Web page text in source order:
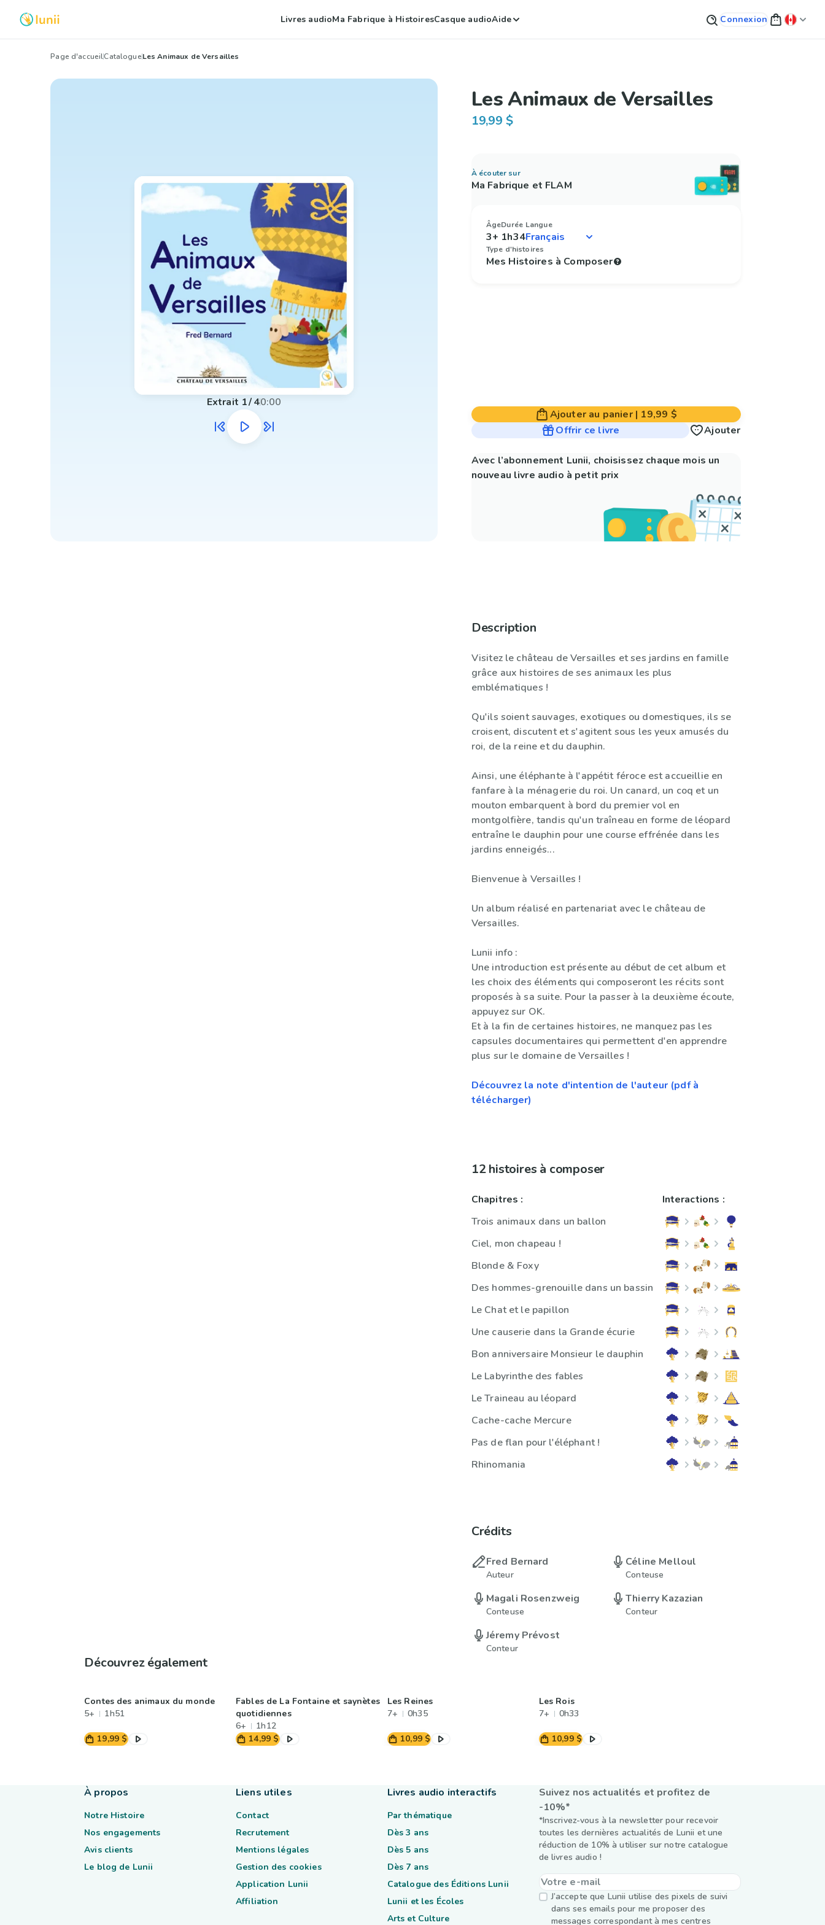
Livres audioMa Fabrique à HistoiresCasque audioAide Connexion
Page d'accueilCatalogueLes Animaux de Versailles
Extrait 1/40:00
Les Animaux de Versailles
19,99 $
À écouter sur
Ma Fabrique et FLAM
Âge
3+
Durée
1h34
Langue
Type d'histoires
Mes Histoires à Composer
Ajouter au panier| 19,99 $
Offrir ce livre
Ajouter
Avec l’abonnement Lunii, choisissez chaque mois un
nouveau livre audio à petit prix
Description
Visitez le château de Versailles et ses jardins en famille
grâce aux histoires de ses animaux les plus
emblématiques !
Qu'ils soient sauvages, exotiques ou domestiques, ils se
croisent, discutent et s'agitent sous les yeux amusés du
roi, de la reine et du dauphin.
Ainsi, une éléphante à l'appétit féroce est accueillie en
fanfare à la ménagerie du roi. Un canard, un coq et un
mouton embarquent à bord du premier vol en
montgolfière, tandis qu'un traîneau en forme de léopard
entraîne le dauphin pour une course effrénée dans les
jardins enneigés...
Bienvenue à Versailles !
Un album réalisé en partenariat avec le château de
Versailles.
Lunii info :
Une introduction est présente au début de cet album et
les choix des éléments qui composeront les récits sont
proposés à sa suite. Pour la passer à la deuxième écoute,
appuyez sur OK.
Et à la fin de certaines histoires, ne manquez pas les
capsules documentaires qui permettent d'en apprendre
plus sur le domaine de Versailles !
Découvrez la note d'intention de l'auteur (pdf à
télécharger)
12 histoires à composer
Chapitres :
Trois animaux dans un ballon
Ciel, mon chapeau !
Blonde & Foxy
Des hommes-grenouille dans un bassin
Le Chat et le papillon
Une causerie dans la Grande écurie
Bon anniversaire Monsieur le dauphin
Le Labyrinthe des fables
Le Traineau au léopard
Cache-cache Mercure
Pas de flan pour l'éléphant !
Rhinomania
Interactions :
Crédits
Fred Bernard
Auteur
Céline Melloul
Conteuse
Magali Rosenzweig
Conteuse
Thierry Kazazian
Conteur
Jéremy Prévost
Conteur
Découvrez également
Contes des animaux du monde
5+
1h51
19,99 $
Fables de La Fontaine et saynètes
quotidiennes
6+
1h12
14,99 $
Les Reines
7+
0h35
10,99 $
Les Rois
7+
0h33
10,99 $
Suivez nos actualités et profitez de
-10%*
*Inscrivez-vous à la newsletter pour recevoir
toutes les dernières actualités de Lunii et une
réduction de 10% à utiliser sur notre catalogue
de livres audio !
J’accepte que Lunii utilise des pixels de suivi
dans ses emails pour me proposer des
messages correspondant à mes centres
À propos
Notre Histoire
Nos engagements
Avis clients
Le blog de Lunii
Liens utiles
Contact
Recrutement
Mentions légales
Gestion des cookies
Application Lunii
Affiliation
Livres audio interactifs
Par thématique
Dès 3 ans
Dès 5 ans
Dès 7 ans
Catalogue des Éditions Lunii
Lunii et les Écoles
Arts et Culture